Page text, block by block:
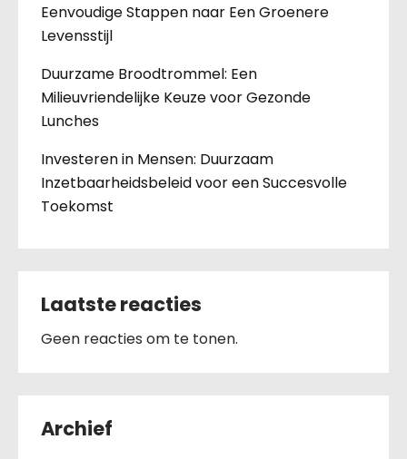
Eenvoudige Stappen naar Een Groenere
Levensstijl
Duurzame Broodtrommel: Een
Milieuvriendelijke Keuze voor Gezonde
Lunches
Investeren in Mensen: Duurzaam
Inzetbaarheidsbeleid voor een Succesvolle
Toekomst
Laatste reacties
Geen reacties om te tonen.
Archief